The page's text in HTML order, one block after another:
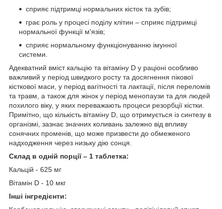
сприяє підтримці нормальних кісток та зубів;
грає роль у процесі поділу клітин – сприяє підтримці
нормальної функції м'язів;
сприяє нормальному функціонуванню імунної
системи.
Адекватний вміст кальцію та вітаміну D у раціоні особливо
важливий у період швидкого росту та досягнення пікової
кісткової маси, у період вагітності та лактації, після переломів
та травм, а також для жінок у період менопаузи та для людей
похилого віку, у яких переважають процеси резорбції кістки.
Примітно, що кількість вітаміну D, що отримується із синтезу в
організмі, зазнає значних коливань залежно від впливу
сонячних променів, що може призвести до обмеженого
надходження через низьку дію сонця.
Склад в одній порції – 1 таблетка:
Кальцій - 625 мг
Вітамін D - 10 мкг
Інші інгредієнти: